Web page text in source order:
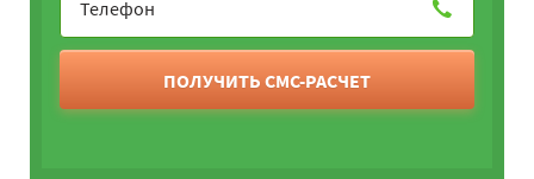
ПОЛУЧИТЬ СМС-РАСЧЕТ